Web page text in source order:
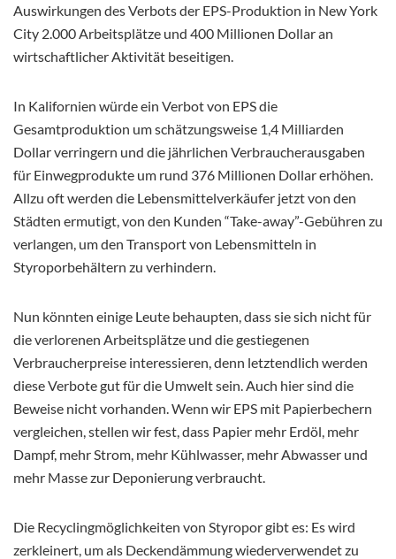
Auswirkungen des Verbots der EPS-Produktion in New York
City 2.000 Arbeitsplätze und 400 Millionen Dollar an
wirtschaftlicher Aktivität beseitigen.
In Kalifornien würde ein Verbot von EPS die
Gesamtproduktion um schätzungsweise 1,4 Milliarden
Dollar verringern und die jährlichen Verbraucherausgaben
für Einwegprodukte um rund 376 Millionen Dollar erhöhen.
Allzu oft werden die Lebensmittelverkäufer jetzt von den
Städten ermutigt, von den Kunden “Take-away”-Gebühren zu
verlangen, um den Transport von Lebensmitteln in
Styroporbehältern zu verhindern.
Nun könnten einige Leute behaupten, dass sie sich nicht für
die verlorenen Arbeitsplätze und die gestiegenen
Verbraucherpreise interessieren, denn letztendlich werden
diese Verbote gut für die Umwelt sein. Auch hier sind die
Beweise nicht vorhanden. Wenn wir EPS mit Papierbechern
vergleichen, stellen wir fest, dass Papier mehr Erdöl, mehr
Dampf, mehr Strom, mehr Kühlwasser, mehr Abwasser und
mehr Masse zur Deponierung verbraucht.
Die Recyclingmöglichkeiten von Styropor gibt es: Es wird
zerkleinert, um als Deckendämmung wiederverwendet zu